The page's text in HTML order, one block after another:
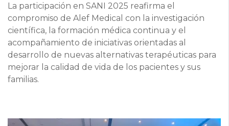
La participación en SANI 2025 reafirma el
compromiso de Alef Medical con la investigación
científica, la formación médica continua y el
acompañamiento de iniciativas orientadas al
desarrollo de nuevas alternativas terapéuticas para
mejorar la calidad de vida de los pacientes y sus
familias.